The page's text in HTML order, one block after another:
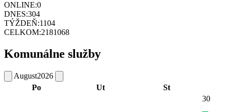
ONLINE:0
DNES:304
TÝŽDEŇ:1104
CELKOM:2181068
Komunálne služby
August2026
Po
Ut St
30